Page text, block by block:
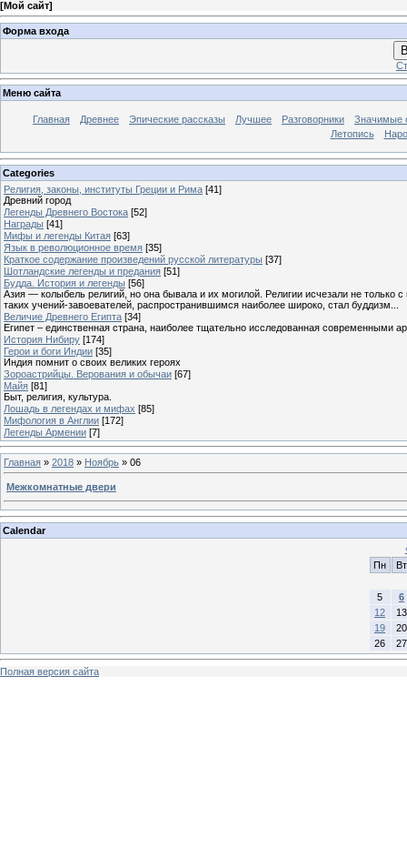
[Мой сайт]
Форма входа
Меню сайта
Главная Древнее Эпические рассказы Лучшее Разговорники
Значимые
Летопись
Categories
Религия, законы, институты Греции и Рима [41]
Древний город
Легенды Древнего Востока [52]
Награды [41]
Мифы и легенды Китая [63]
Язык в революционное время [35]
Краткое содержание произведений русской литературы [37]
Шотландские легенды и предания [51]
Будда. История и легенды [56]
Азия — колыбель религий, но она бывала и их могилой. Религии исчезали не
таких учений-завоевателей, распространившимся наиболее широко, стал буддизм...
Величие Древнего Египта [34]
Египет – единственная страна, наиболее тщательно исследованная современными
История Нибиру [174]
Герои и боги Индии [35]
Индия помнит о своих великих героях
Зороастрийцы. Верования и обычаи [67]
Майя [81]
Быт, религия, культура.
Лошадь в легендах и мифах [85]
Мифология в Англии [172]
Легенды Армении [7]
Главная » 2018 » Ноябрь » 06
Межкомнатные двери
Calendar
Пн
Вт
5
6
12
13
19
20
26
27
Полная версия сайта